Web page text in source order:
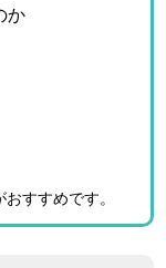
か
すすめです。